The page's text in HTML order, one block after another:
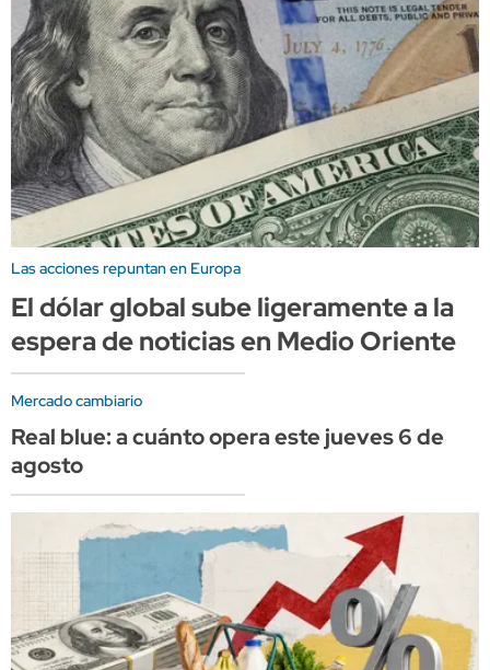
Las acciones repuntan en Europa
El dólar global sube ligeramente a la
espera de noticias en Medio Oriente
Mercado cambiario
Real blue: a cuánto opera este jueves 6 de
agosto